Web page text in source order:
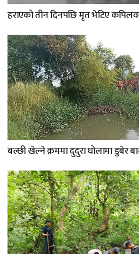
हराएको तीन दिनपछि मृत भेटिए
बल्छी खेल्ने क्रममा दुदुरा घोलामा डुबेर